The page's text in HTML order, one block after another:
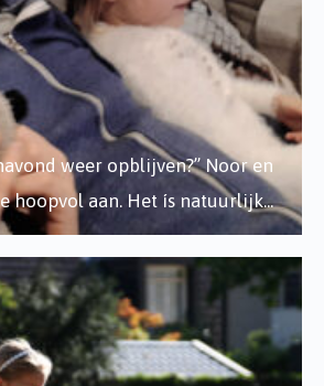
weer opblijven?” Noor en
hoopvol aan. Het ís natuurlijk...